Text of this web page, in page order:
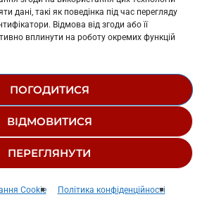
дані, такі як поведінка під час перегляду
Відмова від згоди або її
вплинути на роботу окремих функцій
ПОГОДИТИСЯ
ВІДМОВИТИСЯ
ПЕРЕГЛЯНУТИ
Cookie Політика конфіденційності
ПОЛЮС»